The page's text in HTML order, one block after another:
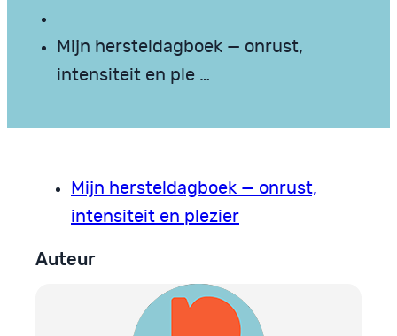
Mijn hersteldagboek — onrust,
intensiteit en ple …
Mijn hersteldagboek — onrust,
intensiteit en plezier
Auteur